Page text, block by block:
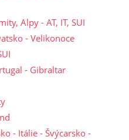
Alpy - AT, IT, SUI
- Velikonoce
- Gibraltar
- Itálie - Švýcarsko -